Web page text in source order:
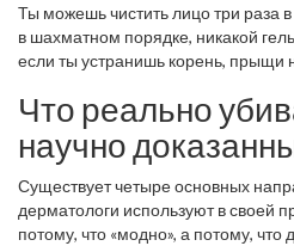
именно их питает.
у каждого, начинает
вызывает воспаление - и
прыщ. Но бактерия - это не
Главная причина - это
андрогены. Они заставляют
слишком много себума. У женщин
поликистозом яичников, у мужчин -
пубертатом. У взрослых - с
или приемом некоторых лекарств.
Ты можешь чистить лицо три раза
в шахматном порядке, никакой
если ты устранишь корень, прыщи
Что реально
научно
Существует четыре основных
дерматологи используют в своей
потому, что «модно», а потому, что